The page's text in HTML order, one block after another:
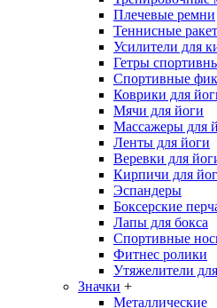
Плечевые ремни
Теннисные
Усилители для
Гетры
Спортивные
Коврики для
Мячи для йоги
Массажеры для
Ленты для йоги
Веревки для
Кирпичи для
Эспандеры
Боксерские
Лапы для бокса
Спортивные
Фитнес ролики
Утяжелители
Значки +
Металлические